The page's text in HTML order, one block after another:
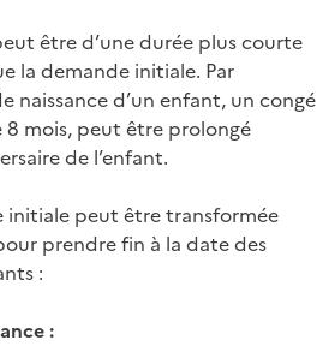
être d’une durée plus courte
la demande initiale. Par
naissance d’un enfant, un congé
mois, peut être prolongé
de l’enfant.
initiale peut être transformée
prendre fin à la date des
:
: